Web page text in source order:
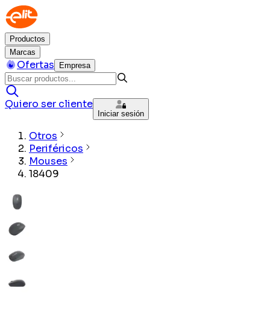
Productos
Marcas
Ofertas Empresa
Quiero ser cliente
Iniciar sesión
Otros
Periféricos
Mouses
18409